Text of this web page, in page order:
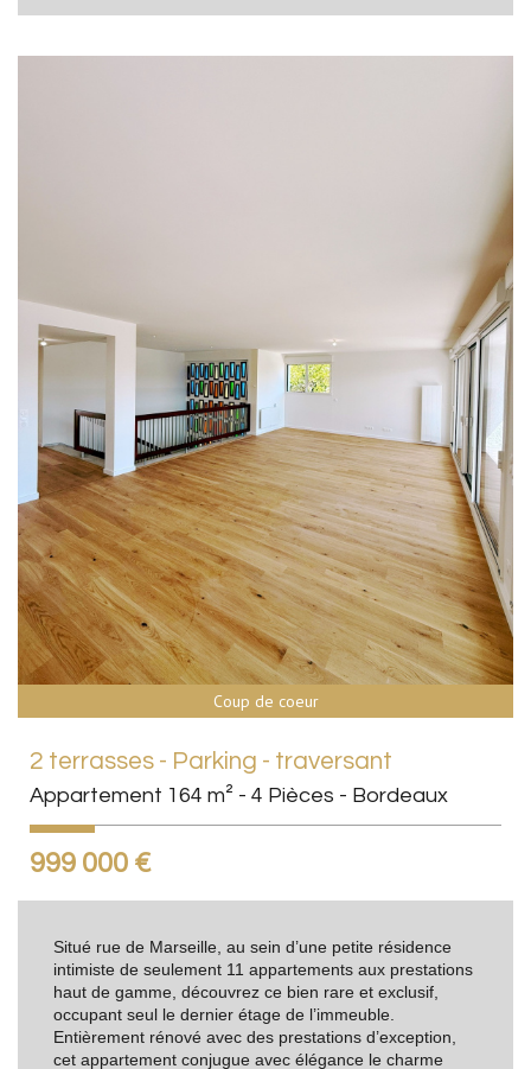
Coup de coeur
2 terrasses - Parking - traversant
Appartement 164 m² - 4 Pièces - Bordeaux
999 000 €
Situé rue de Marseille, au sein d’une petite résidence
intimiste de seulement 11 appartements aux prestations
haut de gamme, découvrez ce bien rare et exclusif,
occupant seul le dernier étage de l’immeuble.
Entièrement rénové avec des prestations d’exception,
cet appartement conjugue avec élégance le charme